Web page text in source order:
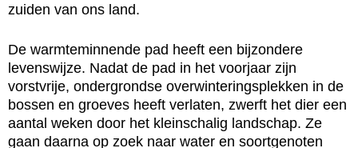
zuiden van ons land.
De warmteminnende pad heeft een bijzondere
levenswijze. Nadat de pad in het voorjaar zijn
vorstvrije, ondergrondse overwinteringsplekken in de
bossen en groeves heeft verlaten, zwerft het dier een
aantal weken door het kleinschalig landschap. Ze
gaan daarna op zoek naar water en soortgenoten